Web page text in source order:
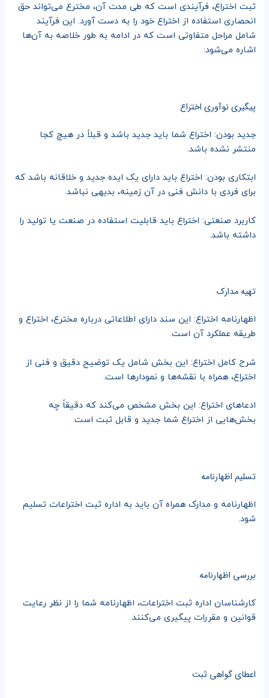
ثبت اختراع، فرآیندی است که طی مدت آن، مخترع می‌تواند حق
انحصاری استفاده از اختراع خود را به دست آورد. این فرآیند
شامل مراحل متفاوتی است که در ادامه به طور خلاصه به آن‌ها
اشاره می‌شود:
پیگیری نوآوری اختراع
جدید بودن: اختراع شما باید جدید باشد و قبلاً در هیچ کجا
منتشر نشده باشد.
ابتکاری بودن: اختراع باید دارای یک ایده جدید و خلاقانه باشد که
برای فردی با دانش فنی در آن زمینه، بدیهی نباشد.
کاربرد صنعتی: اختراع باید قابلیت استفاده در صنعت یا تولید را
داشته باشد.
تهیه مدارک
اظهارنامه اختراع: این سند دارای اطلاعاتی درباره مخترع، اختراع و
طریقه عملکرد آن است.
شرح کامل اختراع: این بخش شامل یک توضیح دقیق و فنی از
اختراع، همراه با نقشه‌ها و نمودارها است.
ادعاهای اختراع: این بخش مشخص می‌کند که دقیقاً چه
بخش‌هایی از اختراع شما جدید و قابل ثبت است.
تسلیم اظهارنامه
اظهارنامه و مدارک همراه آن باید به اداره ثبت اختراعات تسلیم
شود.
بررسی اظهارنامه
کارشناسان اداره ثبت اختراعات، اظهارنامه شما را از نظر رعایت
قوانین و مقررات پیگیری می‌کنند.
اعطای گواهی ثبت